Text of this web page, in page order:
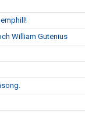
William Gutenius